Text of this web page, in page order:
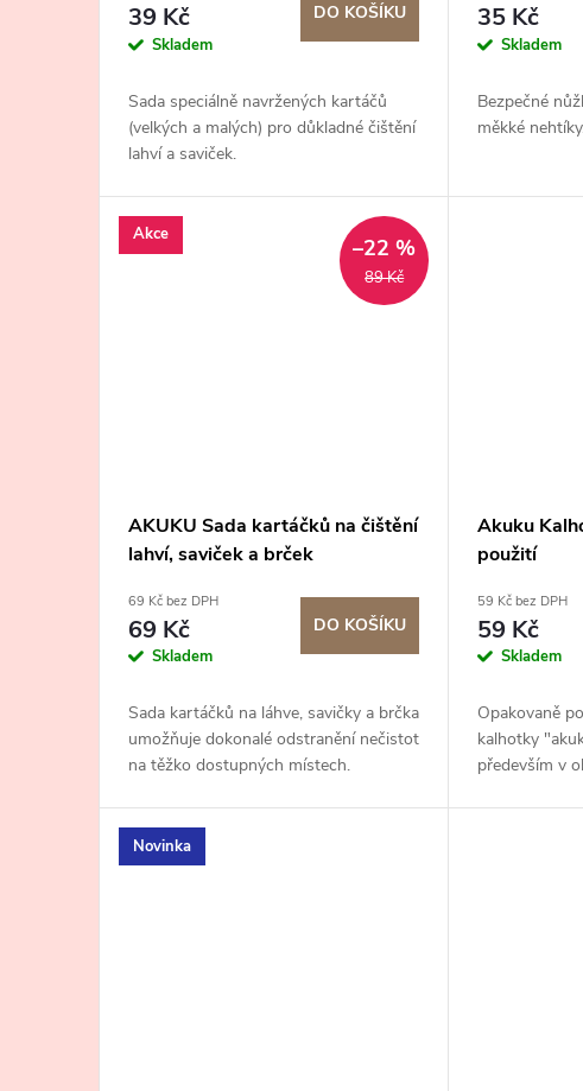
39 Kč
Skladem
DO KOŠÍKU
Sada speciálně navržených kartáčů
(velkých a malých) pro důkladné čištění
lahví a saviček.
35 Kč
Skladem
Bezpečné
měkké
Akce
89 Kč
–22 %
AKUKU Sada kartáčků na čištění
lahví, saviček a brček
69 Kč bez DPH
69 Kč
Skladem
DO KOŠÍKU
Sada kartáčků na láhve, savičky a brčka
umožňuje dokonalé odstranění nečistot
na těžko dostupných místech.
Akuku
použití
59 Kč bez DPH
59 Kč
Skladem
Opakovaně
kalhotky
především v
Novinka